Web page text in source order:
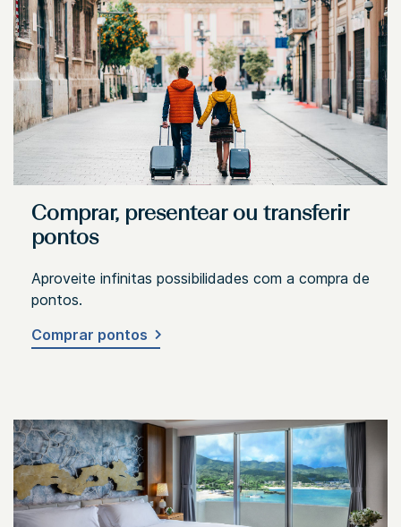
Comprar, presentear ou transferir
pontos
Aproveite infinitas possibilidades com a compra de
pontos.
Comprar pontos